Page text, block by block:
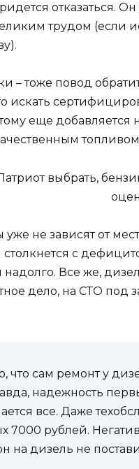
отказаться.
трудом (если
– тоже повод
искать
еще
не зависят от
столкнется с
надолго. Все же,
дело, на СТО под
что сам ремонт у
надежность
все. Даже
7000 рублей.
на дизель не